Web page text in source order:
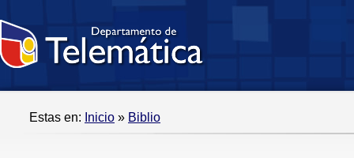
Estas en: Inicio » Biblio